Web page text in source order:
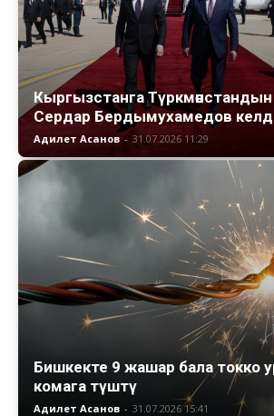
Кыргызстанга
Сердар Бердымухамедов
Адилет Асанов - 31.07.2026 11:29
Бишкекте 9 жашар бала токко
комага түштү
Адилет Асанов - 31.07.2026 15:41